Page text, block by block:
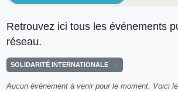
Retrouvez ici tous les événements
réseau.
SOLIDARITÉ INTERNATIONALE
Aucun événement à venir pour le moment. Voici